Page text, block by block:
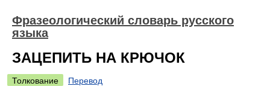
Фразеологический словарь русского
языка
ЗАЦЕПИТЬ НА КРЮЧОК
Толкование
Перевод